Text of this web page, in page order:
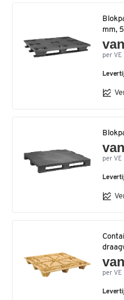
mm,
per
per
per